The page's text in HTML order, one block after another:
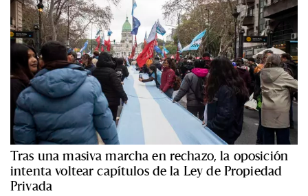
Tras una masiva marcha en rechazo, la oposición
intenta voltear capítulos de la Ley de Propiedad
Privada